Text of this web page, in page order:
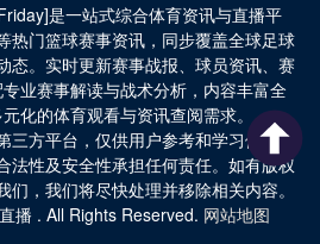
是一站式综合体育资讯与直播平
热门篮球赛事资讯，同步覆盖全球足球
态。实时更新赛事战报、球员资讯、赛
业赛事解读与战术分析，内容丰富全
化的体育观看与资讯查阅需求。
三方平台，仅供用户参考和学习使用。
法性及安全性承担任何责任。如有版权
，我们将尽快处理并移除相关内容。
播 . All Rights Reserved. 网站地图